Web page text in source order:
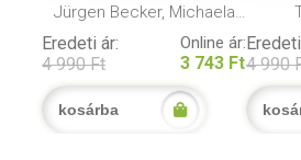
Jürgen Becker, Michaela
Eredeti ár:
4 990 Ft
Online ár:
3 743 Ft
kosárba
4 990